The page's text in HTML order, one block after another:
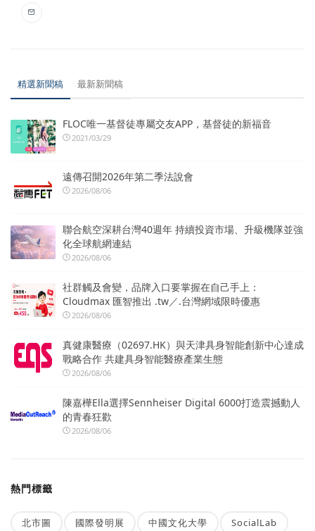
精選新聞稿 最新新聞稿
FLOC唯一基督徒專屬交友APP，基督徒的新福音
2021/03/29
遠傳召開2026年第二季法說會
2026/08/06
聯合航空深耕台灣40週年 持續投資市場、升級機隊並強
化全球航網連結
2026/08/06
社群觸及會變，品牌入口要掌握在自己手上：
Cloudmax 匯智推出 .tw／.台灣網域限時優惠
2026/08/06
真健康醫療（02697.HK）與天津具身智能創新中心達成
戰略合作 共建具身智能醫療產業生態
2026/08/06
陳嘉樺Ella選擇Sennheiser Digital 6000打造震撼動人
的青春狂歡
2026/08/06
熱門標籤
北市圖 國際發明展 中國文化大學 SocialLab